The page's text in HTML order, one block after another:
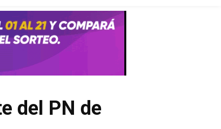
Comparta
Comparta
del PN de